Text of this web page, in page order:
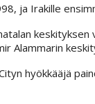
ja Irakille
Alammarin
hyökkääjä